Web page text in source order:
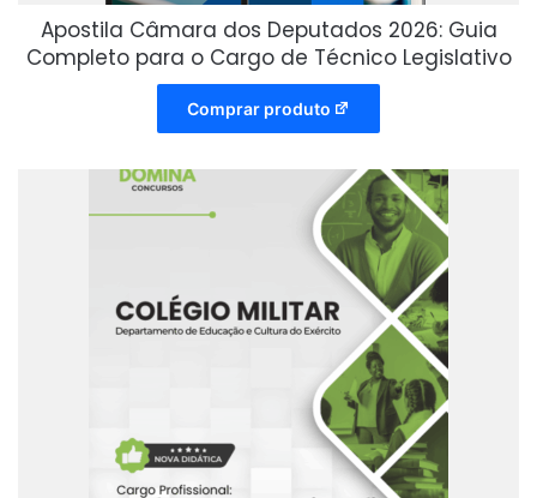
Apostila Câmara dos Deputados 2026: Guia
Completo para o Cargo de Técnico Legislativo
Comprar produto